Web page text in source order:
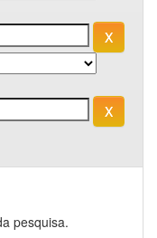
pesquisa.